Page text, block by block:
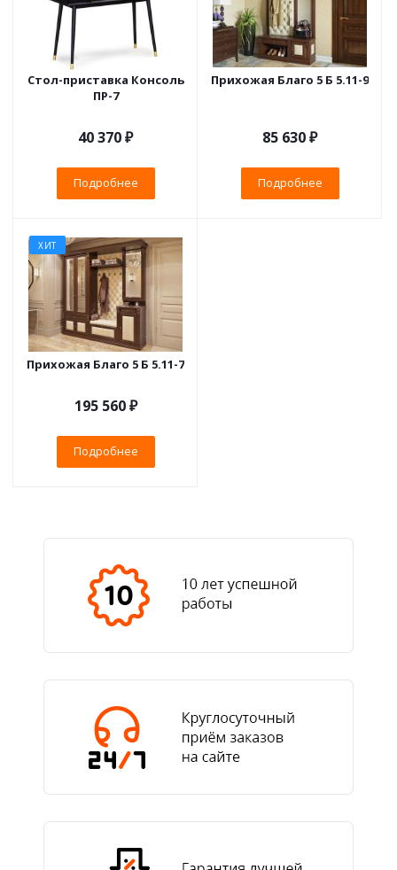
Стол-приставка Консоль
ПР-7
40 370 ₽
Подробнее
Прихожая Благо 5 Б 5.11-9
85 630 ₽
Подробнее
ХИТ
Прихожая Благо 5 Б 5.11-7
195 560 ₽
Подробнее